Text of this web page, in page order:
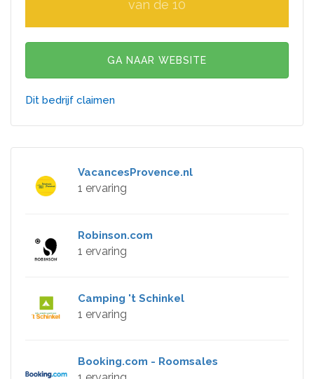
van de 10
GA NAAR WEBSITE
Dit bedrijf claimen
VacancesProvence.nl
1 ervaring
Robinson.com
1 ervaring
Camping 't Schinkel
1 ervaring
Booking.com - Roomsales